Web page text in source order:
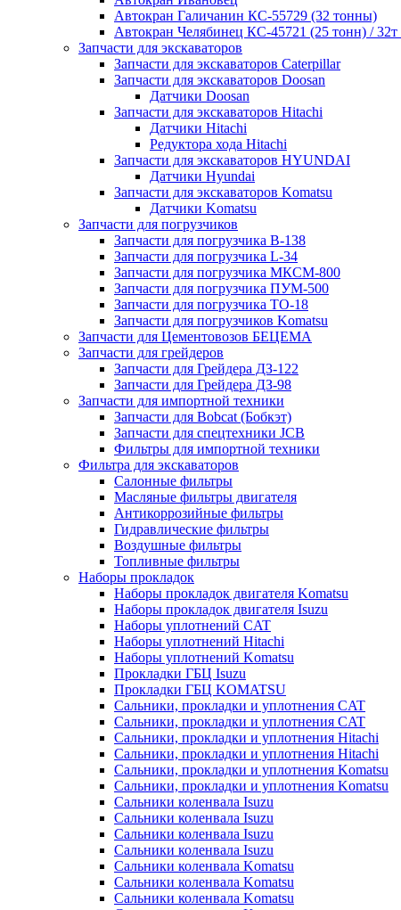
Автокран Галичанин КС-55729 (32 тонны)
Автокран Челябинец КС-45721 (25 тонн) /
Запчасти для экскаваторов
Запчасти для экскаваторов Caterpillar
Запчасти для экскаваторов Doosan
Датчики Doosan
Запчасти для экскаваторов Hitachi
Датчики Hitachi
Редуктора хода Hitachi
Запчасти для экскаваторов HYUNDAI
Датчики Hyundai
Запчасти для экскаваторов Komatsu
Датчики Komatsu
Запчасти для погрузчиков
Запчасти для погрузчика B-138
Запчасти для погрузчика L-34
Запчасти для погрузчика МКСМ-800
Запчасти для погрузчика ПУМ-500
Запчасти для погрузчика ТО-18
Запчасти для погрузчиков Komatsu
Запчасти для Цементовозов БЕЦЕМА
Запчасти для грейдеров
Запчасти для Грейдера ДЗ-122
Запчасти для Грейдера ДЗ-98
Запчасти для импортной техники
Запчасти для Bobcat (Бобкэт)
Запчасти для спецтехники JCB
Фильтры для импортной техники
Фильтра для экскаваторов
Салонные фильтры
Масляные фильтры двигателя
Антикоррозийные фильтры
Гидравлические фильтры
Воздушные фильтры
Топливные фильтры
Наборы прокладок
Наборы прокладок двигателя Komatsu
Наборы прокладок двигателя Isuzu
Наборы уплотнений CAT
Наборы уплотнений Hitachi
Наборы уплотнений Komatsu
Прокладки ГБЦ Isuzu
Прокладки ГБЦ KOMATSU
Сальники, прокладки и уплотнения CAT
Сальники, прокладки и уплотнения CAT
Сальники, прокладки и уплотнения Hitachi
Сальники, прокладки и уплотнения Hitachi
Сальники, прокладки и уплотнения Komatsu
Сальники, прокладки и уплотнения Komatsu
Сальники коленвала Isuzu
Сальники коленвала Isuzu
Сальники коленвала Isuzu
Сальники коленвала Isuzu
Сальники коленвала Komatsu
Сальники коленвала Komatsu
Сальники коленвала Komatsu